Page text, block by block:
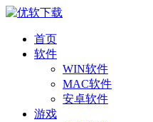
首页
软件
WIN软件
MAC软件
安卓软件
游戏